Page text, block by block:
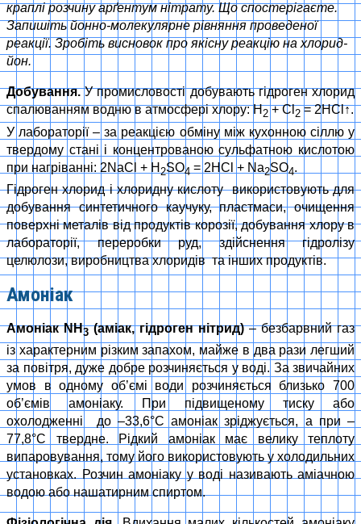
краплі розчину арґентум нітрату. Що спостерігаєте.
Запишіть йонно-молекулярне рівняння проведеної
реакції. Зробіть висновок про якісну реакцію на хлорид-
йон.
Добування.У промисловості добувають гідроген хлорид
спалюванням водню в атмосфері хлору: Н2+ Сl2= 2HCl↑.
У лабораторії – за реакцією обміну між кухонною сіллю у
твердому стані і концентрованою сульфатною кислотою
при нагріванні: 2NaCl + H 2SO4 = 2HCl + Na2SO4.
Гідроген хлорид і хлоридну кислоту використовують для
добування синтетичного каучуку, пластмаси, очищення
поверхні металів від продуктів корозії, добування хлору в
лабораторії, переробки руд, здійснення гідролізу
целюлози, виробництва хлоридів та інших продуктів.
Амоніак
Амоніак NH3(аміак, гідроген нітрид)– безбарвний газ
із характерним різким запахом, майже в два рази легший
за повітря, дуже добре розчиняється у воді. За звичайних
умов в одному об’ємі води розчиняється близько 700
об’ємів амоніаку. При підвищеному тиску або
охолодженні до –33,6°С амоніак зріджується, а при –
77,8°С твердне. Рідкий амоніак має велику теплоту
випаровування, тому його використовують у холодильних
установках. Розчин амоніаку у воді називають аміачною
водою або нашатирним спиртом.